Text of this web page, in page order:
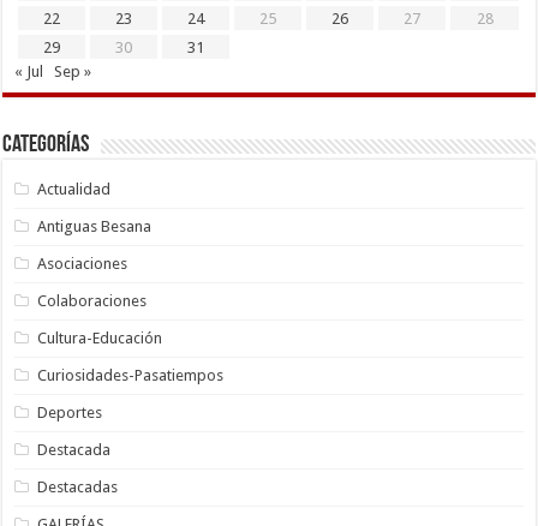
22
23 24 25 26 27
28
29
30
31
« Jul
Sep »
Categorías
Actualidad
Antiguas Besana
Asociaciones
Colaboraciones
Cultura-Educación
Curiosidades-Pasatiempos
Deportes
Destacada
Destacadas